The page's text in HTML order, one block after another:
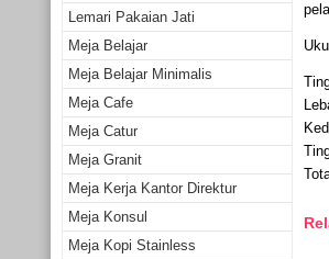
Lemari Pakaian Jati
Meja Belajar
Meja Belajar Minimalis
Meja Cafe
Meja Catur
Meja Granit
Meja Kerja Kantor Direktur
Meja Konsul
Meja Kopi Stainless